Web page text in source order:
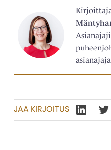
Kirjoittaja
JAA KIRJOITUS